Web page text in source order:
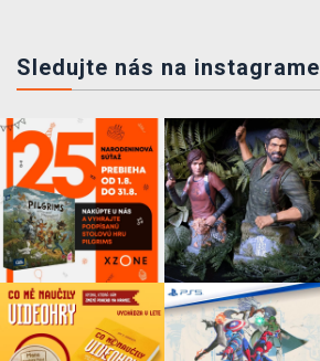
Sledujte nás na instagrame